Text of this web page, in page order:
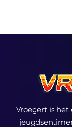
Vroegert is